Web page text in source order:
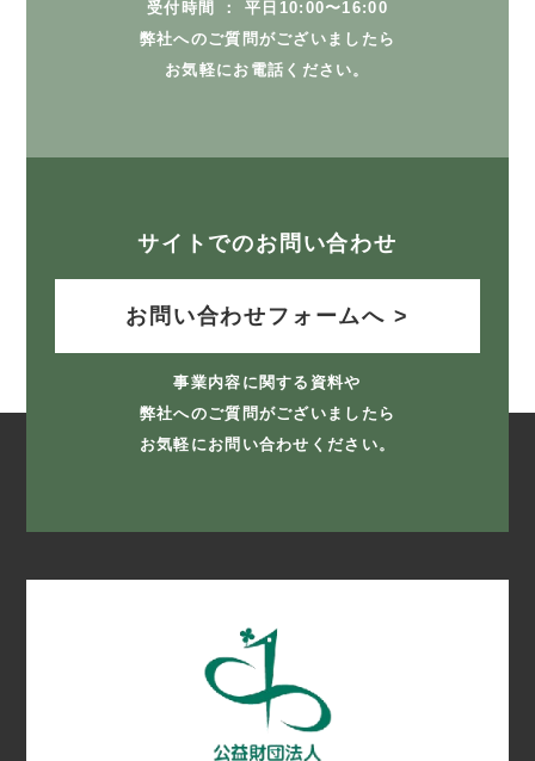
受付時間 ： 平日10:00〜16:00
弊社へのご質問がございましたら
お気軽にお電話ください。
サイトでのお問い合わせ
お問い合わせフォームへ >
事業内容に関する資料や
弊社へのご質問がございましたら
お気軽にお問い合わせください。